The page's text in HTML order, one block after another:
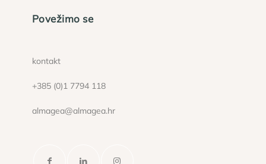
Povežimo se
kontakt
+385 (0)1 7794 118
almagea@almagea.hr